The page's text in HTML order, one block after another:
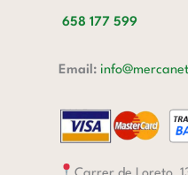
658 177 599
Email: